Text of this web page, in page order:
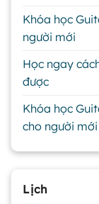
Khóa học
người mới
Học ngay
được
Khóa học
cho người
Lịch